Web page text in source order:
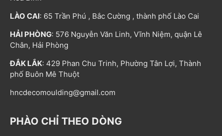
LÀO CAI: 65 Trần Phú , Bắc Cường , thành phố Lào Cai
HẢI PHÒNG: 576 Nguyễn Văn Linh, Vĩnh Niệm, quận Lê
Chân, Hải Phòng
ĐẮK LẮK: 429 Phan Chu Trinh, Phường Tân Lợi, Thành
phố Buôn Mê Thuột
hncdecomoulding@gmail.com
PHÀO CHỈ THEO DÒNG